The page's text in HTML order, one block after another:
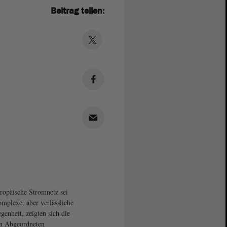
Stromnetz sei
aber verlässliche
zeigten sich die
Abgeordneten
Beitrag teilen: